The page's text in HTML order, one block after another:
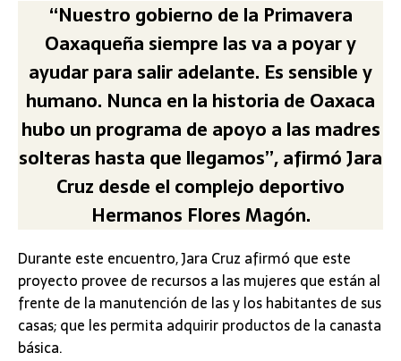
“Nuestro gobierno de la Primavera
Oaxaqueña siempre las va a poyar y
ayudar para salir adelante. Es sensible y
humano. Nunca en la historia de Oaxaca
hubo un programa de apoyo a las madres
solteras hasta que llegamos”, afirmó Jara
Cruz desde el complejo deportivo
Hermanos Flores Magón.
Durante este encuentro, Jara Cruz afirmó que este
proyecto provee de recursos a las mujeres que están al
frente de la manutención de las y los habitantes de sus
casas; que les permita adquirir productos de la canasta
básica.